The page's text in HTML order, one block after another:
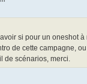
si pour un oneshot
de cette campagne,
de scénarios, merci.